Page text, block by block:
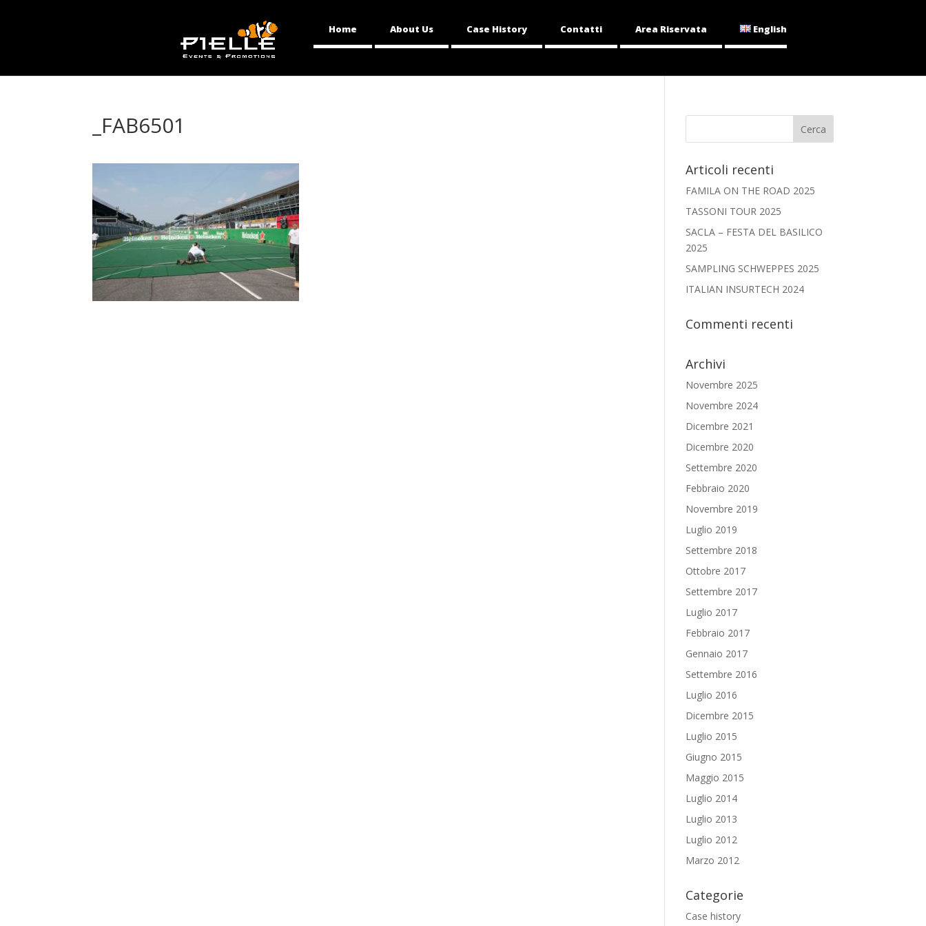
Home About Us Case History Contatti Area Riservata English
_FAB6501
Articoli recenti
FAMILA ON THE ROAD 2025
TASSONI TOUR 2025
SACLA – FESTA DEL BASILICO
2025
SAMPLING SCHWEPPES 2025
ITALIAN INSURTECH 2024
Commenti recenti
Archivi
Novembre 2025
Novembre 2024
Dicembre 2021
Dicembre 2020
Settembre 2020
Febbraio 2020
Novembre 2019
Luglio 2019
Settembre 2018
Ottobre 2017
Settembre 2017
Luglio 2017
Febbraio 2017
Gennaio 2017
Settembre 2016
Luglio 2016
Dicembre 2015
Luglio 2015
Giugno 2015
Maggio 2015
Luglio 2014
Luglio 2013
Luglio 2012
Marzo 2012
Categorie
Case history